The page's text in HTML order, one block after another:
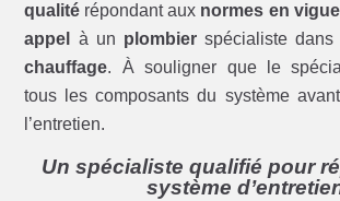
qualité répondant aux normes en
appel
à un plombierspécialiste
chauffage. À souligner que le
tous les composants du système
l’entretien.
Un spécialiste qualifié pour
système